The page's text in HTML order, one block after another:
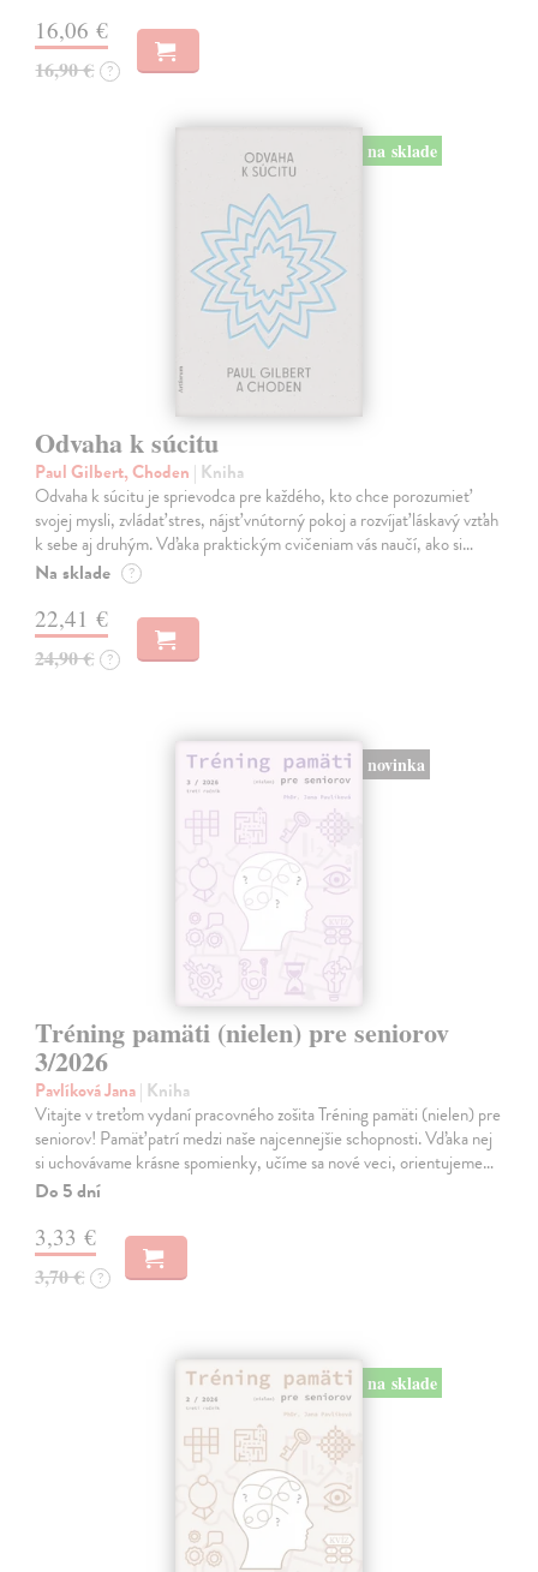
16,06 €
16,90 € ?
na sklade
Odvaha k súcitu
Paul Gilbert, Choden | Kniha
Odvaha k súcitu je sprievodca pre každého, kto chce porozumieť
svojej mysli, zvládať stres, nájsť vnútorný pokoj a rozvíjať láskavý vzťah
k sebe aj druhým. Vďaka praktickým cvičeniam vás naučí, ako si…
Na sklade ?
22,41 €
24,90 € ?
novinka
Tréning pamäti (nielen) pre seniorov
3/2026
Pavlíková Jana| Kniha
Vitajte v treťom vydaní pracovného zošita Tréning pamäti (nielen) pre
seniorov! Pamäť patrí medzi naše najcennejšie schopnosti. Vďaka nej
si uchovávame krásne spomienky, učíme sa nové veci, orientujeme…
Do 5 dní
3,33 €
3,70 € ?
na sklade